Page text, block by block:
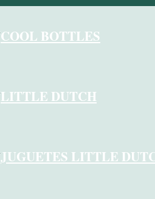
COOL BOTTLES
LITTLE DUTCH
JUGUETES LITTLE